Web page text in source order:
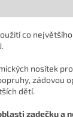
co
nosítek
zádovou
dětí.
zadečku a